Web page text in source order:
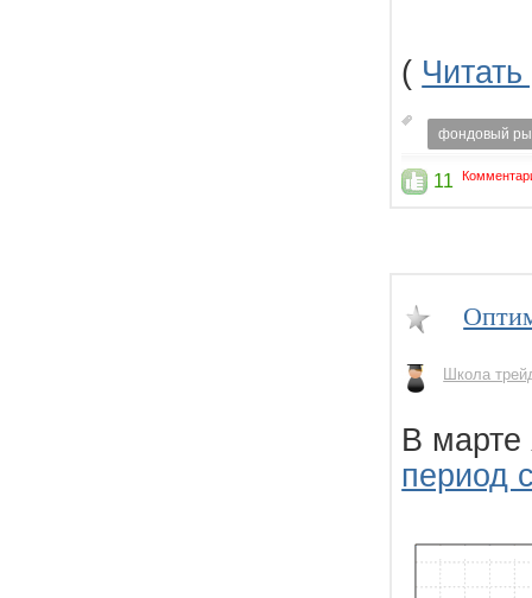
(
фондовый
11
Школа
В
период